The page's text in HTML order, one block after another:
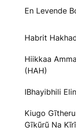
En Levende
Habrit
Hiikkaa
(HAH)
IBhayibhili
Kiugo
Gĩkũrũ Na